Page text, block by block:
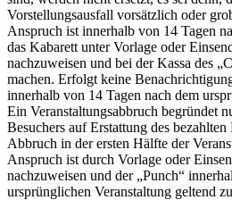
Vorstellungsausfall vorsätzlich oder
Anspruch ist innerhalb von 14 Tagen
das Kabarett unter Vorlage oder
nachzuweisen und bei der Kassa des
machen. Erfolgt keine
innerhalb von 14 Tagen nach dem
Ein Veranstaltungsabbruch begründet
Besuchers auf Erstattung des
Abbruch in der ersten Hälfte der
Anspruch ist durch Vorlage oder
nachzuweisen und der „Punch“
ursprünglichen Veranstaltung geltend